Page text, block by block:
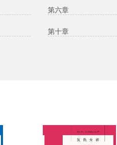
第六章
第十章